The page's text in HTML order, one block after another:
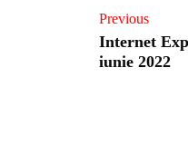
Previous
Internet
iunie 2022